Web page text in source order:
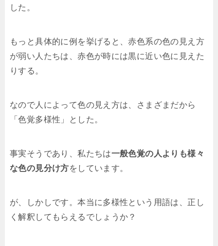
した。
もっと具体的に例を挙げると、赤色系の色の見え方
が弱い人たちは、赤色が時には黒に近い色に見えた
りする。
なので人によって色の見え方は、さまざまだから
「色覚多様性」とした。
事実そうであり、私たちは一般色覚の人よりも様々
な色の見分け方をしています。
が、しかしです。本当に多様性という用語は、正し
く解釈してもらえるでしょうか？